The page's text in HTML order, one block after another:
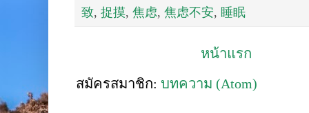
致, 捉摸, 焦虑, 焦虑不安, 睡眠
หน้าแรก
สมัครสมาชิก: บทความ (Atom)